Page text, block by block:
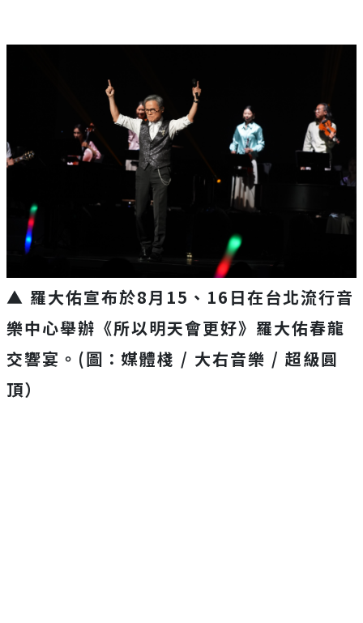
▲ 羅大佑宣布於8月 15 、 16 日在台北流行音
樂中心舉辦《所以明天會更好》羅大佑春龍
交響宴 。(圖：媒體棧 / 大右音樂 / 超級圓
頂）